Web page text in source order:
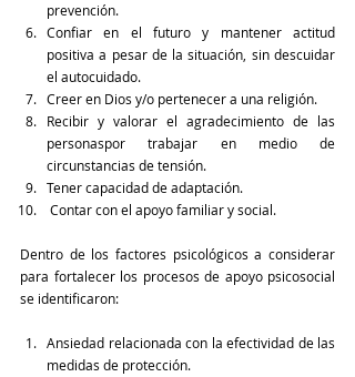
prevención.
Confiar en el futuro y mantener actitud
positiva a pesar de la situación, sin descuidar
el autocuidado.
Creer en Dios y/o pertenecer a una religión.
Recibir y valorar el agradecimiento de las
personaspor trabajar en medio de
circunstancias de tensión.
Tener capacidad de adaptación.
Contar con el apoyo familiar y social.
Dentro de los factores psicológicos a considerar
para fortalecer los procesos de apoyo psicosocial
se identificaron:
Ansiedad relacionada con la efectividad de las
medidas de protección.